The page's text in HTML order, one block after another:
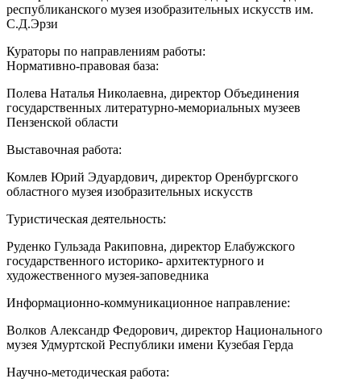
республиканского музея изобразительных искусств им.
С.Д.Эрзи
Кураторы по направлениям работы:
Нормативно-правовая база:
Полева Наталья Николаевна, директор Объединения
государственных литературно-мемориальных музеев
Пензенской области
Выставочная работа:
Комлев Юрий Эдуардович, директор Оренбургского
областного музея изобразительных искусств
Туристическая деятельность:
Руденко Гульзада Ракиповна, директор Елабужского
государственного историко- архитектурного и
художественного музея-заповедника
Информационно-коммуникационное направление:
Волков Александр Федорович, директор Национального
музея Удмуртской Республики имени Кузебая Герда
Научно-методическая работа: